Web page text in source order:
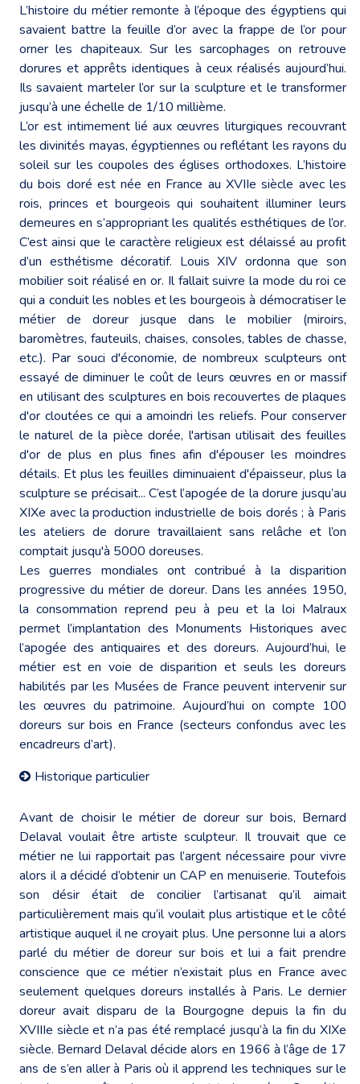
L’histoire du métier remonte à l’époque des égyptiens qui
savaient battre la feuille d’or avec la frappe de l’or pour
orner les chapiteaux. Sur les sarcophages on retrouve
dorures et apprêts identiques à ceux réalisés aujourd’hui.
Ils savaient marteler l’or sur la sculpture et le transformer
jusqu’à une échelle de 1/10 millième.
L’or est intimement lié aux œuvres liturgiques recouvrant
les divinités mayas, égyptiennes ou reflétant les rayons du
soleil sur les coupoles des églises orthodoxes. L’histoire
du bois doré est née en France au XVIIe siècle avec les
rois, princes et bourgeois qui souhaitent illuminer leurs
demeures en s’appropriant les qualités esthétiques de l’or.
C’est ainsi que le caractère religieux est délaissé au profit
d’un esthétisme décoratif. Louis XIV ordonna que son
mobilier soit réalisé en or. Il fallait suivre la mode du roi ce
qui a conduit les nobles et les bourgeois à démocratiser le
métier de doreur jusque dans le mobilier (miroirs,
baromètres, fauteuils, chaises, consoles, tables de chasse,
etc.). Par souci d'économie, de nombreux sculpteurs ont
essayé de diminuer le coût de leurs œuvres en or massif
en utilisant des sculptures en bois recouvertes de plaques
d'or cloutées ce qui a amoindri les reliefs. Pour conserver
le naturel de la pièce dorée, l'artisan utilisait des feuilles
d'or de plus en plus fines afin d'épouser les moindres
détails. Et plus les feuilles diminuaient d'épaisseur, plus la
sculpture se précisait... C’est l’apogée de la dorure jusqu’au
XIXe avec la production industrielle de bois dorés ; à Paris
les ateliers de dorure travaillaient sans relâche et l’on
comptait jusqu'à 5000 doreuses.
Les guerres mondiales ont contribué à la disparition
progressive du métier de doreur. Dans les années 1950,
la consommation reprend peu à peu et la loi Malraux
permet l’implantation des Monuments Historiques avec
l’apogée des antiquaires et des doreurs. Aujourd’hui, le
métier est en voie de disparition et seuls les doreurs
habilités par les Musées de France peuvent intervenir sur
les œuvres du patrimoine. Aujourd’hui on compte 100
doreurs sur bois en France (secteurs confondus avec les
encadreurs d’art).
Historique particulier
Avant de choisir le métier de doreur sur bois, Bernard
Delaval voulait être artiste sculpteur. Il trouvait que ce
métier ne lui rapportait pas l’argent nécessaire pour vivre
alors il a décidé d’obtenir un CAP en menuiserie. Toutefois
son désir était de concilier l’artisanat qu’il aimait
particulièrement mais qu’il voulait plus artistique et le côté
artistique auquel il ne croyait plus. Une personne lui a alors
parlé du métier de doreur sur bois et lui a fait prendre
conscience que ce métier n’existait plus en France avec
seulement quelques doreurs installés à Paris. Le dernier
doreur avait disparu de la Bourgogne depuis la fin du
XVIIIe siècle et n’a pas été remplacé jusqu’à la fin du XIXe
siècle. Bernard Delaval décide alors en 1966 à l’âge de 17
ans de s’en aller à Paris où il apprend les techniques sur le